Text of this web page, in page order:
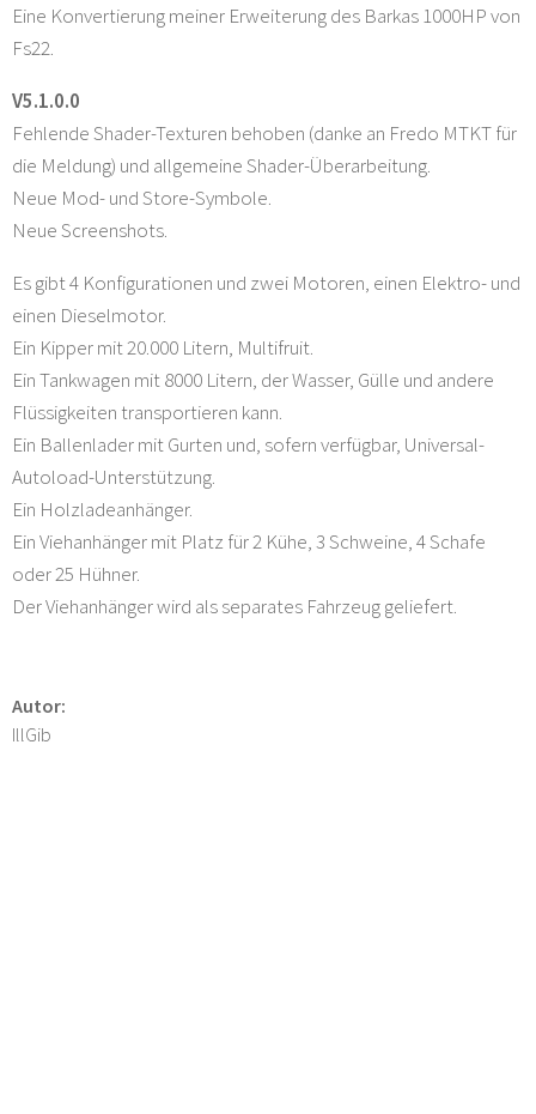
Eine Konvertierung meiner Erweiterung des Barkas 1000HP von
Fs22.
V5.1.0.0
Fehlende Shader-Texturen behoben (danke an Fredo MTKT für
die Meldung) und allgemeine Shader-Überarbeitung.
Neue Mod- und Store-Symbole.
Neue Screenshots.
Es gibt 4 Konfigurationen und zwei Motoren, einen Elektro- und
einen Dieselmotor.
Ein Kipper mit 20.000 Litern, Multifruit.
Ein Tankwagen mit 8000 Litern, der Wasser, Gülle und andere
Flüssigkeiten transportieren kann.
Ein Ballenlader mit Gurten und, sofern verfügbar, Universal-
Autoload-Unterstützung.
Ein Holzladeanhänger.
Ein Viehanhänger mit Platz für 2 Kühe, 3 Schweine, 4 Schafe
oder 25 Hühner.
Der Viehanhänger wird als separates Fahrzeug geliefert.
Autor:
IllGib